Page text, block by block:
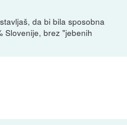
da bi bila sposobna
Slovenije, brez "jebenih